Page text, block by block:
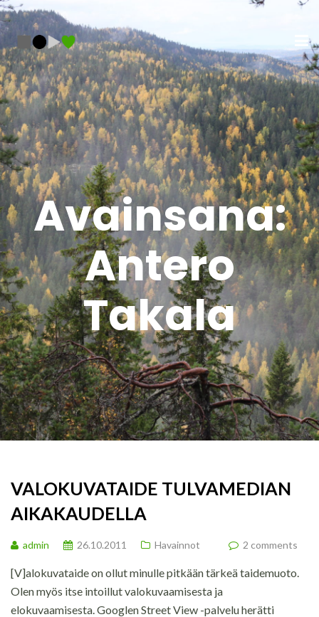
Avainsana:
Antero
Takala
VALOKUVATAIDE TULVAMEDIAN
AIKAKAUDELLA
admin 26.10.2011 Havainnot 2 comments
[V]alokuvataide on ollut minulle pitkään tärkeä taidemuoto.
Olen myös itse intoillut valokuvaamisesta ja
elokuvaamisesta. Googlen Street View -palvelu herätti